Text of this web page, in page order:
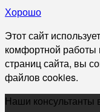
Хорошо
Этот сайт
комфортной работы
страниц сайта, вы
файлов cookies.
Наши консультанты